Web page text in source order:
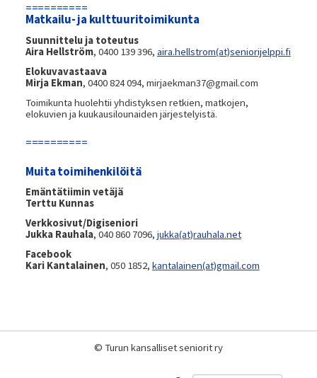
==========
Matkailu- ja kulttuuritoimikunta
Suunnittelu ja toteutus
Aira Hellström, 0400 139 396, aira.hellstrom(at)seniorijelppi.fi
Elokuvavastaava
Mirja Ekman, 0400 824 094, mirjaekman37@gmail.com
Toimikunta huolehtii yhdistyksen retkien, matkojen,
elokuvien ja kuukausilounaiden järjestelyistä.
==========
Muita toimihenkilöitä
Emäntätiimin vetäjä
Terttu Kunnas
Verkkosivut/Digiseniori
Jukka Rauhala, 040 860 7096, jukka(at)rauhala.net
Facebook
Kari Kantalainen, 050 1852, kantalainen(at)gmail.com
© Turun kansalliset seniorit ry